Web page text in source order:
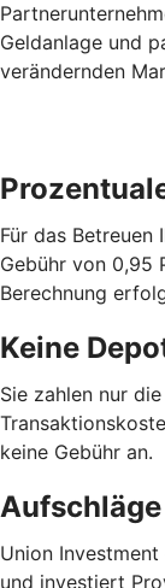
Geldanlage und
verändernden
Für das Betreuen
Gebühr von 0,95
Berechnung
Keine
Sie zahlen nur
keine Gebühr an.
Union
und investiert